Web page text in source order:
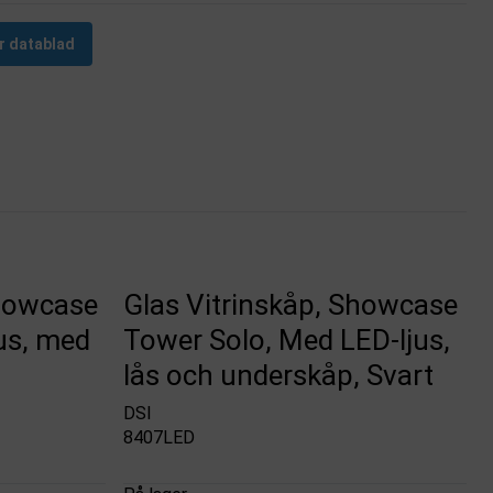
datablad
med
Glas Vitrinskåp, Showcase
Tower Solo, Med LED-ljus,
lås och underskåp, Svart
DSI
8407LED